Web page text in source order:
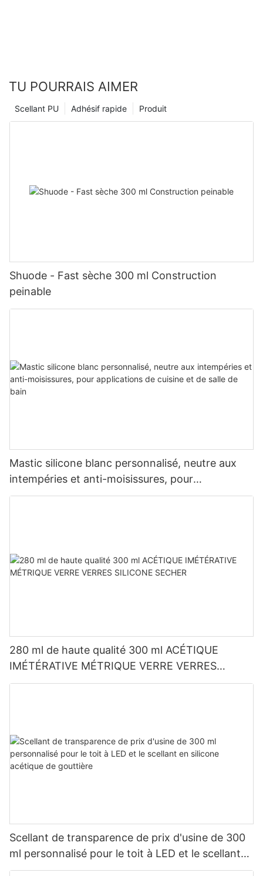
TU POURRAIS AIMER
Produit
Adhésif rapide
Scellant PU
Shuode - Fast sèche 300 ml Construction
peinable
Mastic silicone blanc personnalisé, neutre aux
intempéries et anti-moisissures, pour
applications de cuisine et de salle de bain
280 ml de haute qualité 300 ml ACÉTIQUE
IMÉTÉRATIVE MÉTRIQUE VERRE VERRES
SILICONE SECHER
Scellant de transparence de prix d'usine de 300
ml personnalisé pour le toit à LED et le scellant
en silicone acétique de gouttière